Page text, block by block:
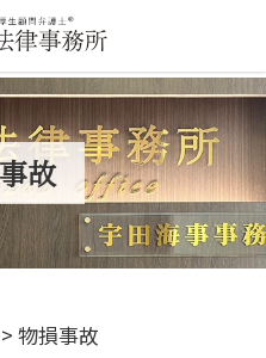
故
> 物損事故